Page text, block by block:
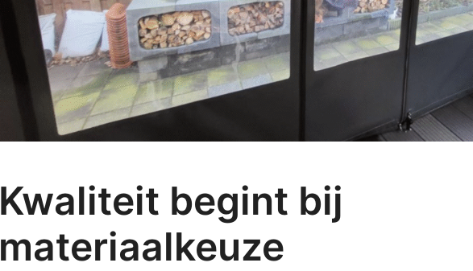
Kwaliteit begint bij
materiaalkeuze